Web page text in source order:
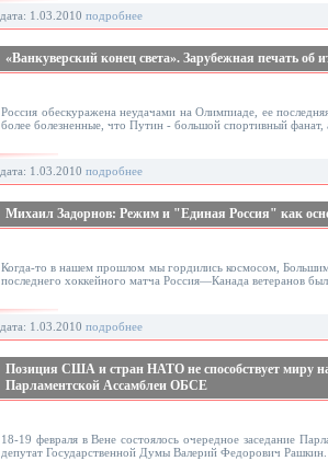
дата: 1.03.2010 подробнее
«Ванкуверский конец света». Зарубежная печать об
Россия обескуражена неудачами на Олимпиаде, ее
более болезненные, что Путин - большой спортивный
дата: 1.03.2010 подробнее
Михаил Задорнов: Режим и "Единая Россия" как
Когда-то в нашем прошлом мы гордились космосом,
последнего хоккейного матча Россия—Канада ветеранов
дата: 1.03.2010 подробнее
Позиция США и стран НАТО не способствует миру
Парламентской Ассамблеи ОБСЕ
18-19 февраля в Вене состоялось очередное заседание
депутат Государственной Думы Валерий Федорович Рашкин.